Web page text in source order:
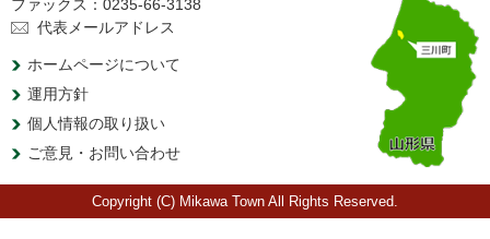
ファックス：0235-66-3138
代表メールアドレス
ホームページについて
運用方針
個人情報の取り扱い
ご意見・お問い合わせ
Copyright (C) Mikawa Town All Rights Reserved.